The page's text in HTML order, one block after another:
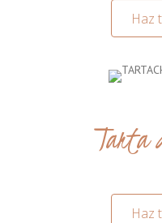
Haz
Tarta
Haz